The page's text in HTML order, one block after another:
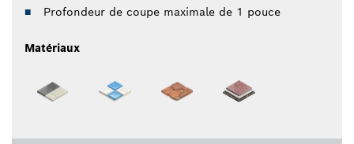
Profondeur de coupe maximale de 1 pouce
Matériaux